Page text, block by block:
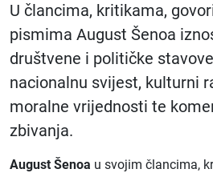
U člancima, kritikama,
pismima August Šenoa
društvene i političke
nacionalnu svijest, kulturni
moralne vrijednosti te
zbivanja.
August Šenoa u svojim člancima,